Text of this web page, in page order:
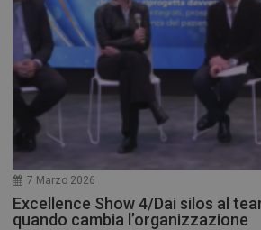
7 Marzo 2026
Excellence Show 4/Dai silos al
quando cambia l’organizzazione